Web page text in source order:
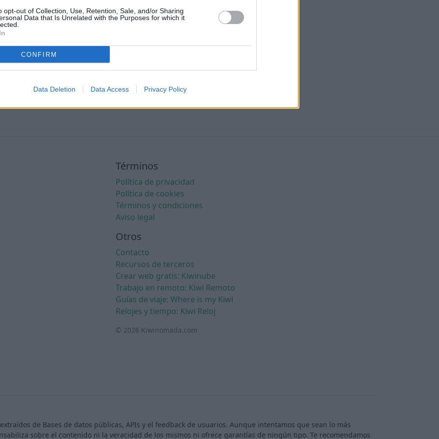
opt-out of Collection, Use, Retention, Sale, and/or Sharing
Data that Is Unrelated with the Purposes for which it
CONFIRM
Data Deletion Data Access Privacy Policy
Booking
Civitatis,GetYourGuide
Términos
Política de privacidad
Política de cookies
Términos y condiciones
Aviso legal
Otros
Contacto
Recursos de terceros
Crear web gratis: Kiwinube
Trabajo en remoto: Kiwi Remoto
Guías de viaje: Where is my Kiwi
Relojes y tiempo: Kiwi Reloj
© 2026 Kiwinomada.com
de Bases de datos públicas, APIs y el feedback de usuarios. Aunque intentamos que sean lo más
sobre el contenido ni la veracidad de los mismos ni ofrece garantías de ningún tipo. Te recomendamos